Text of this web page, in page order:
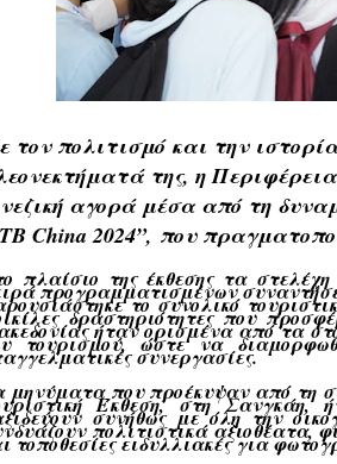
τον πολιτισμό και την
της, η
αγορά μέσα από τη
China 2024”, που
πλαίσιο της έκθεσης τα
προγραμματισμένων
το συνολικό
δραστηριότητες που
ήταν ορισμένα από τα
τουρισμού, ώστε να
συνεργασίες.
μηνύματα που προέκυψαν από τη
Έκθεση, στη Σανγκάη,
συνήθως με όλη την
πολιτιστικά αξιοθέατα,
τοποθεσίες ειδυλλιακές για